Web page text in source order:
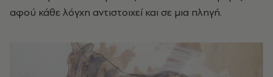
αφού κάθε λόγχη αντιστοιχεί και σε μια πληγή.